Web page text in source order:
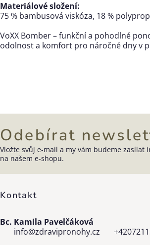
Materiálové složení:
75 % bambusová viskóza, 18 %
VoXX Bomber – funkční a pohodlné
odolnost a komfort pro náročné dny v
Zápatí
Kontakt
Bc. Kamila Pavelčáková
info@zdravipronohy.cz
Odebírat
Vložte svůj e-mail a my vám budeme zasílat
na našem e-shopu.